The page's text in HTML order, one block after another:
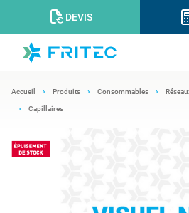
DEVIS
Accueil Produits Consommables
Capillaires